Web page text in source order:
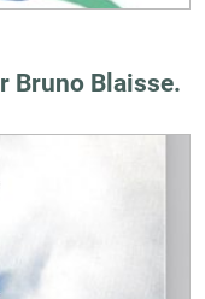
Bruno Blaisse.